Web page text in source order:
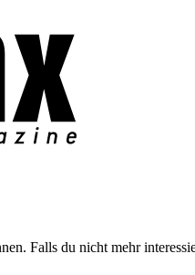
Falls du nicht mehr